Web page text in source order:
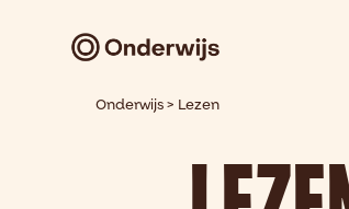
Onderwijs> Lezen